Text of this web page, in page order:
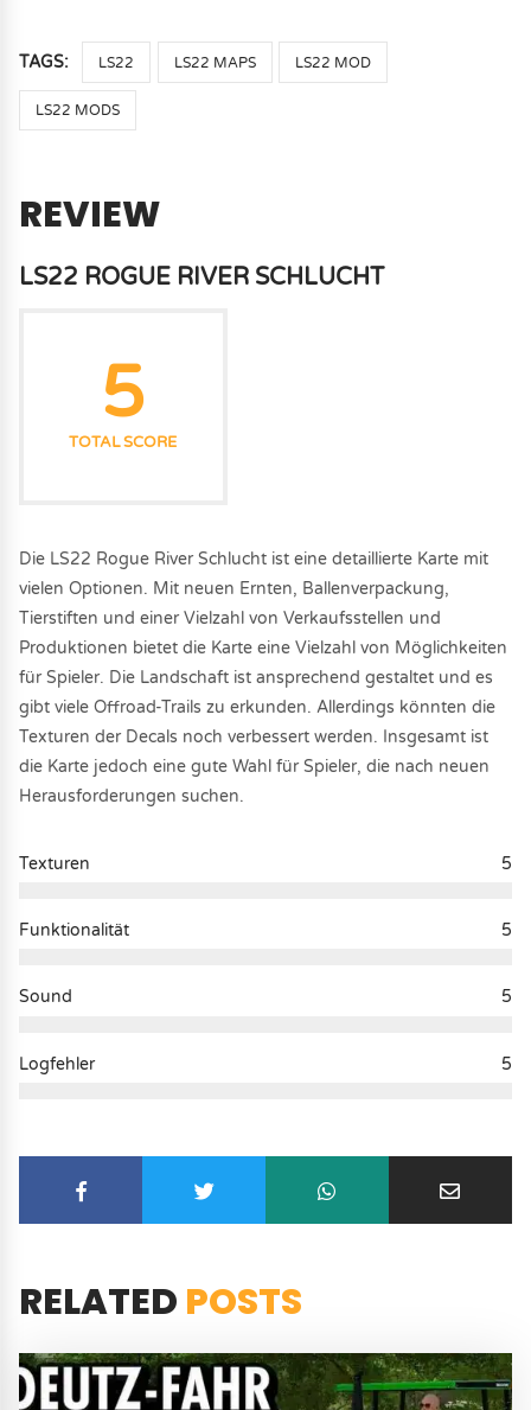
TAGS: LS22 LS22 MAPS LS22 MOD
LS22 MODS
REVIEW
LS22 ROGUE RIVER SCHLUCHT
5
TOTAL SCORE
Die LS22 Rogue River Schlucht ist eine detaillierte Karte mit
vielen Optionen. Mit neuen Ernten, Ballenverpackung,
Tierstiften und einer Vielzahl von Verkaufsstellen und
Produktionen bietet die Karte eine Vielzahl von Möglichkeiten
für Spieler. Die Landschaft ist ansprechend gestaltet und es
gibt viele Offroad-Trails zu erkunden. Allerdings könnten die
Texturen der Decals noch verbessert werden. Insgesamt ist
die Karte jedoch eine gute Wahl für Spieler, die nach neuen
Herausforderungen suchen.
Texturen 5
Funktionalität 5
Sound 5
Logfehler 5
RELATED POSTS